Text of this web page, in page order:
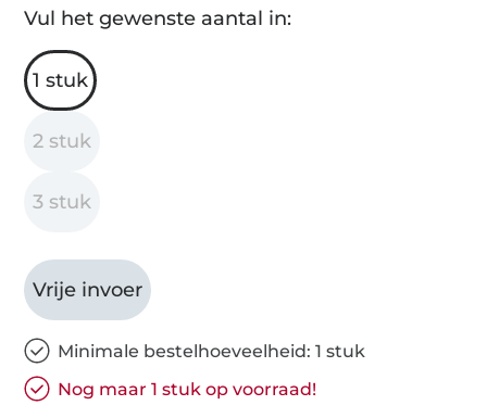
Vul het gewenste aantal in:
1 stuk
2 stuk
3 stuk
Vrije invoer
Minimale bestelhoeveelheid: 1 stuk
Nog maar 1 stuk op voorraad!